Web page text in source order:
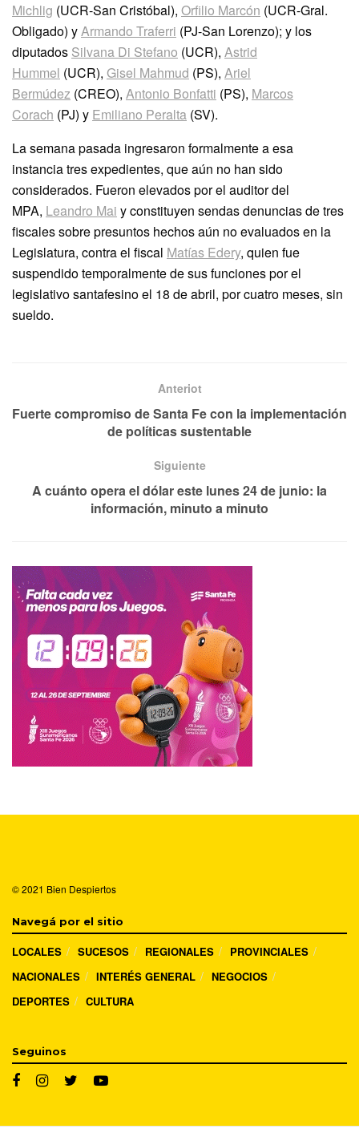
Michlig (UCR-San Cristóbal), Orfilio Marcón (UCR-Gral.
Obligado) yArmando Traferri (PJ-San Lorenzo); y los
diputados Silvana Di Stefano (UCR), Astrid
Hummel (UCR), Gisel Mahmud (PS), Ariel
Bermúdez (CREO), Antonio Bonfatti (PS), Marcos
Corach (PJ) y Emiliano Peralta (SV).
La semana pasada ingresaron formalmente a esa
instancia tres expedientes, que aún no han sido
considerados. Fueron elevados por el auditor del
MPA, Leandro Mai y constituyen sendas denuncias de tres
fiscales sobre presuntos hechos aún no evaluados en la
Legislatura, contra el fiscal Matías Edery, quien fue
suspendido temporalmente de sus funciones por el
legislativo santafesino el 18 de abril, por cuatro meses, sin
sueldo.
Anteriot
Fuerte compromiso de Santa Fe con la implementación
de políticas sustentable
Siguiente
A cuánto opera el dólar este lunes 24 de junio: la
información, minuto a minuto
© 2021 Bien Despiertos
Navegá por el sitio
LOCALES SUCESOS REGIONALES
PROVINCIALES
NACIONALES
INTERÉS GENERAL
NEGOCIOS
DEPORTES
CULTURA
Seguinos